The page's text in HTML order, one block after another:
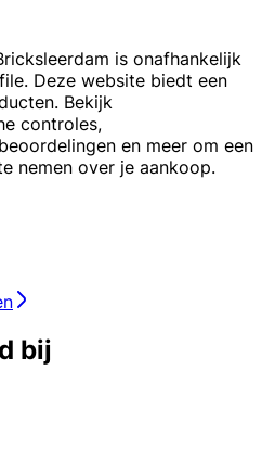
is onafhankelijk
Deze website biedt een
Bekijk
controles,
en meer om een
nemen over je aankoop.
bij